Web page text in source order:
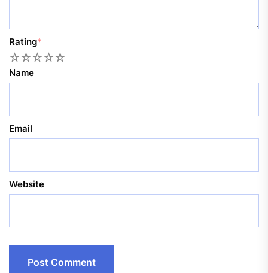
Rating*
5
4
3
2
Name
Email
Website